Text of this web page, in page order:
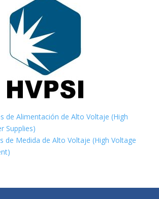
de Alimentación de Alto Voltaje (High
Supplies)
de Medida de Alto Voltaje (High Voltage